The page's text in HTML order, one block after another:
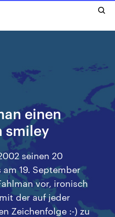
einen
smiley
seinen 20
19. September
vor, ironisch
der auf jeder
Zeichenfolge :-) zu